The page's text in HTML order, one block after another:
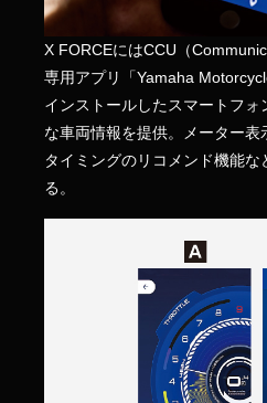
X FORCEにはCCU（
専用アプリ「Yamaha
インストールしたスマートフ
な車両情報を提供。メーター
タイミングのリコメンド機能
る。